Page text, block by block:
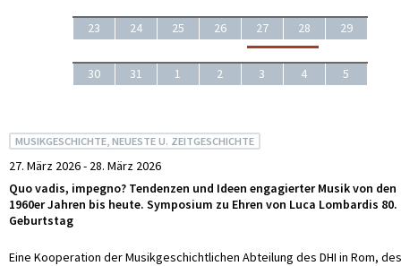
23 24 25 26 27 28 29
30 31 1 2 3 4 5
MUSIKGESCHICHTE, NEUESTE U. ZEITGESCHICHTE
27. März 2026 - 28. März 2026
Quo vadis, impegno? Tendenzen und Ideen engagierter Musik von den
1960er Jahren bis heute. Symposium zu Ehren von Luca Lombardis 80.
Geburtstag
Eine Kooperation der Musikgeschichtlichen Abteilung des DHI in Rom, des